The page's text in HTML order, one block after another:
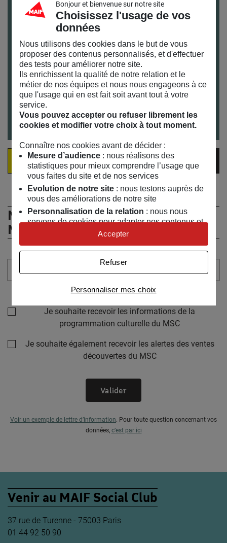
Infos pratiques :
Jeudi 16 mars 2017 de 19h à 21h
Réservation obligatoire en ligne
Pour venir au MAIF SOCIAL CLUB et connaître nos
horaires : toutes nos infos pratiquesici
Réservation
VOIR LA VIDÉO EN DIRECT
Ne manquez rien de l’actualité du
MSC !
Votre adresse email :
Sélectionner au moins un choix
Je souhaite recevoir les informations de la
programmation culturelle du MSC
Je souhaite également recevoir les alertes des ventes
découvertes du MSC
Valider
Voir un exemple de lettre d’information. Pour toute question concernant vos
données, c’est par ici
Venir au MAIF Social Club
37 rue de Turenne - 75003 Paris
01 44 92 50 90
Bonjour et bienvenue sur notre site
Choisissez l'usage de vos
données
Nous utilisons des cookies dans le but de vous
proposer des contenus personnalisés, et d'effectuer
des tests pour améliorer notre site.
Ils enrichissent la qualité de notre relation et le
métier de nos équipes et nous nous engageons à ce
que l'usage qui en est fait soit avant tout à votre
service.
Vous pouvez accepter ou refuser librement les
cookies et modifier votre choix à tout moment.
Connaître nos cookies avant de décider :
Mesure d’audience: nous réalisons des
statistiques pour mieux comprendre l’usage que
vous faites du site et de nos services
Evolution de notre site: nous testons auprès de
vous des améliorations de notre site
Personnalisation de la relation : nous nous
servons de cookies pour adapter nos contenus et
personnaliser nos offres
Univers publicitaire: nous utilisons avec nos
publicités personnalisées
Personnaliser mes choix
Refuser
Accepter